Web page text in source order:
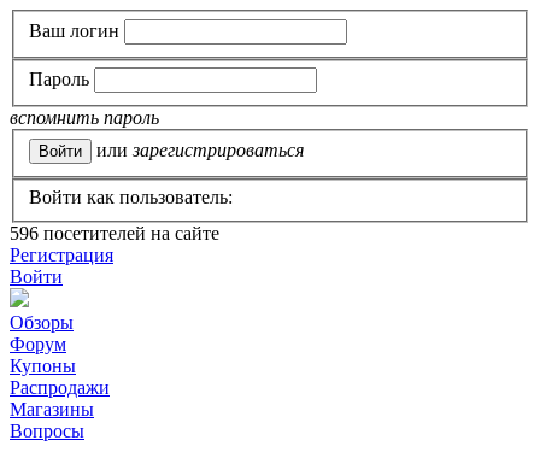
Ваш логин
Пароль
вспомнить пароль
или зарегистрироваться
Войти как пользователь:
596 посетителей на сайте
Регистрация
Войти
Обзоры
Форум
Купоны
Распродажи
Магазины
Вопросы